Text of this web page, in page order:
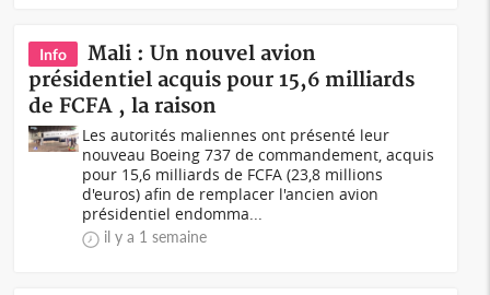
Info
Mali : Un nouvel avion
présidentiel acquis pour 15,6 milliards
de FCFA , la raison
Les autorités maliennes ont présenté leur
nouveau Boeing 737 de commandement, acquis
pour 15,6 milliards de FCFA (23,8 millions
d'euros) afin de remplacer l'ancien avion
présidentiel endomma...
il y a 1 semaine